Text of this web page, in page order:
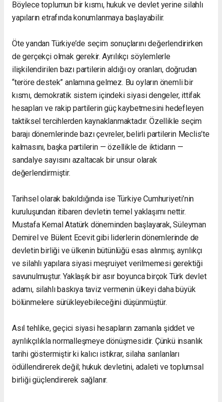
Böylece toplumun bir kısmı, hukuk ve devlet yerine silahlı
yapıların etrafında konumlanmaya başlayabilir.
Öte yandan Türkiye’de seçim sonuçlarını değerlendirirken
de gerçekçi olmak gerekir. Ayrılıkçı söylemlerle
ilişkilendirilen bazı partilerin aldığı oy oranları, doğrudan
“teröre destek” anlamına gelmez. Bu oyların önemli bir
kısmı, demokratik sistem içindeki siyasi dengeler, ittifak
hesapları ve rakip partilerin güç kaybetmesini hedefleyen
taktiksel tercihlerden kaynaklanmaktadır. Özellikle seçim
barajı dönemlerinde bazı çevreler, belirli partilerin Meclis’te
kalmasını, başka partilerin — özellikle de iktidarın —
sandalye sayısını azaltacak bir unsur olarak
değerlendirmiştir.
Tarihsel olarak bakıldığında ise Türkiye Cumhuriyeti’nin
kuruluşundan itibaren devletin temel yaklaşımı nettir.
Mustafa Kemal Atatürk döneminden başlayarak, Süleyman
Demirel ve Bülent Ecevit gibi liderlerin dönemlerinde de
devletin birliği ve ülkenin bütünlüğü esas alınmış; ayrılıkçı
ve silahlı yapılara siyasi meşruiyet verilmemesi gerektiği
savunulmuştur. Yaklaşık bir asır boyunca birçok Türk devlet
adamı, silahlı baskıya taviz vermenin ülkeyi daha büyük
bölünmelere sürükleyebileceğini düşünmüştür.
Asıl tehlike, geçici siyasi hesapların zamanla şiddet ve
ayrılıkçılıkla normalleşmeye dönüşmesidir. Çünkü insanlık
tarihi göstermiştir ki kalıcı istikrar, silaha sarılanları
ödüllendirerek değil; hukuk devletini, adaleti ve toplumsal
birliği güçlendirerek sağlanır.